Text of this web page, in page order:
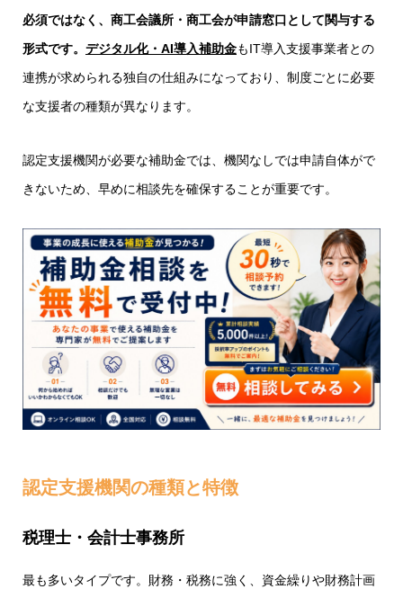
必須ではなく、商工会議所・商工会が申請窓口として関与する
形式です。 デジタル化・AI導入補助金もIT導入支援事業者との
連携が求められる独自の仕組みになっており、制度ごとに必要
な支援者の種類が異なります。
認定支援機関が必要な補助金では、機関なしでは申請自体がで
きないため、早めに相談先を確保することが重要です。
認定支援機関の種類と特徴
税理士・会計士事務所
最も多いタイプです。財務・税務に強く、資金繰りや財務計画